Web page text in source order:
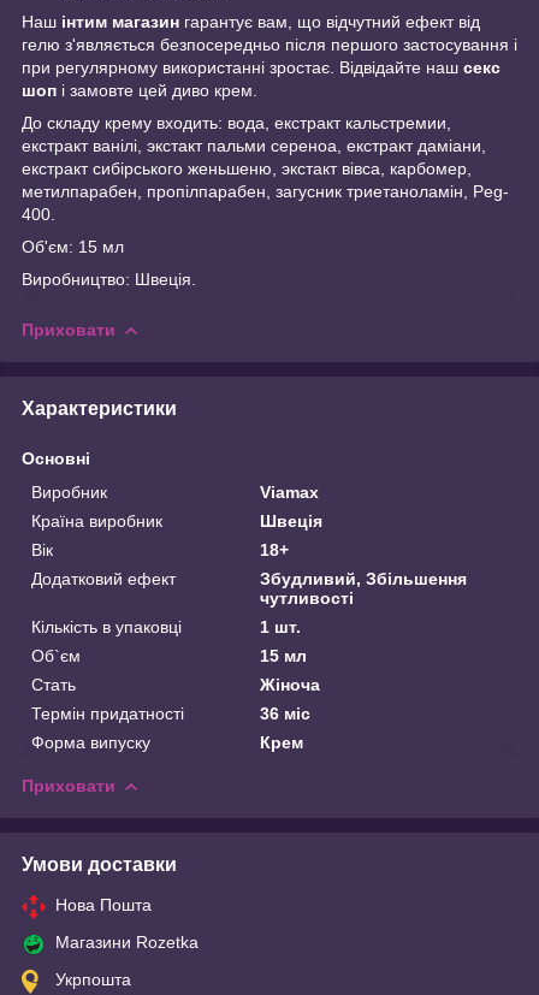
Наш інтим магазин гарантує вам, що відчутний ефект від
гелю з'являється безпосередньо після першого застосування і
при регулярному використанні зростає. Відвідайте наш секс
шоп і замовте цей диво крем.
До складу крему входить: вода, екстракт кальстремии,
екстракт ванілі, экстакт пальми сереноа, екстракт даміани,
екстракт сибірського женьшеню, экстакт вівса, карбомер,
метилпарабен, пропілпарабен, загусник триетаноламін, Peg-
400.
Об'єм: 15 мл
Виробництво: Швеція.
Приховати
Характеристики
Основні
Виробник
Viamax
Країна виробник
Швеція
Вік
18+
Додатковий ефект
Збудливий, Збільшення
чутливості
Кількість в упаковці
1 шт.
Об`єм
15 мл
Стать
Жіноча
Термін придатності
36 міс
Форма випуску
Крем
Приховати
Умови доставки
Нова Пошта
Магазини Rozetka
Укрпошта